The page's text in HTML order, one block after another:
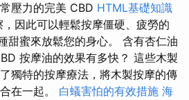
壓力的完美 CBD HTML基礎知識
因此可以輕鬆按摩僵硬、疲勞的
甜蜜來放鬆您的身心。 含有杏仁油
按摩油的效果有多快？ 這些木製
獨特的按摩療法，將木製按摩的傳
在一起。 白蟻害怕的有效措施 海